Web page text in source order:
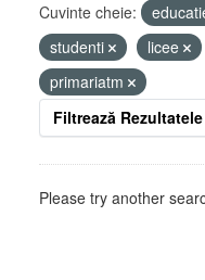
Cuvinte cheie:
studenti
licee
primariatm
Filtrează Rezultatele
Please try another